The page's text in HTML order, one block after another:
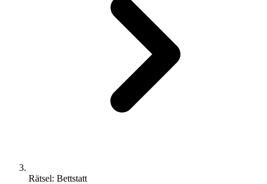
Rätsel: Bettstatt